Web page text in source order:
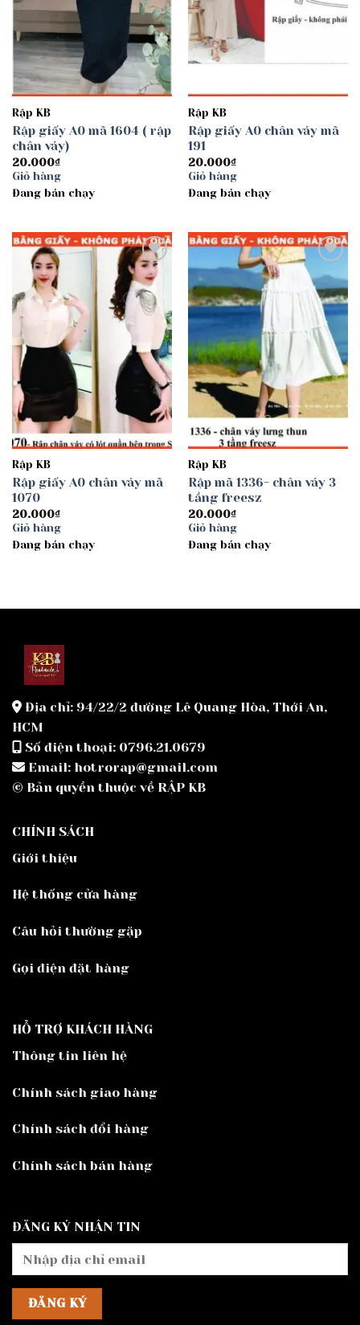
Rập KB
Rập giấy A0 mã 1604 ( rập
chân váy)
20.000₫
Giỏ hàng
Đang bán chạy
Rập KB
Rập giấy A0 chân váy mã
191
20.000₫
Giỏ hàng
Đang bán chạy
Add to
wishlist
Rập KB
Rập giấy A0 chân váy mã
1070
20.000₫
Giỏ hàng
Đang bán chạy
Add to
wishlist
Rập KB
Rập mã 1336- chân váy 3
tầng freesz
20.000₫
Giỏ hàng
Đang bán chạy
Địa chỉ: 94/22/2 đường Lê Quang Hòa, Thới An,
HCM
Số điện thoại: 0796.21.0679
Email: hotrorap@gmail.com
© Bản quyền thuộc về RẬP KB
CHÍNH SÁCH
Giới thiệu
Hệ thống cửa hàng
Câu hỏi thường gặp
Gọi điện đặt hàng
HỖ TRỢ KHÁCH HÀNG
Thông tin liên hệ
Chính sách giao hàng
Chính sách đổi hàng
Chính sách bán hàng
ĐĂNG KÝ NHẬN TIN